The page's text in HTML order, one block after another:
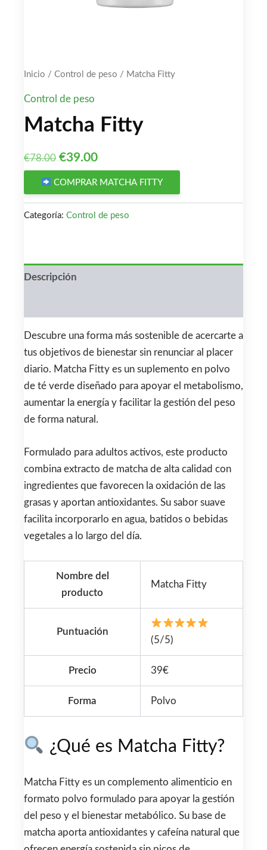
Inicio / Control de peso / Matcha Fitty
Control de peso
Matcha Fitty
€78.00 El
precio
original
era:
€39.00El
precio
actual
es:
COMPRAR MATCHA FITTY
Categoría: Control de peso
Descripción
Descubre una forma más sostenible de acercarte a
tus objetivos de bienestar sin renunciar al placer
diario. Matcha Fitty es un suplemento en polvo
de té verde diseñado para apoyar el metabolismo,
aumentar la energía y facilitar la gestión del peso
de forma natural.
Formulado para adultos activos, este producto
combina extracto de matcha de alta calidad con
ingredientes que favorecen la oxidación de las
grasas y aportan antioxidantes. Su sabor suave
facilita incorporarlo en agua, batidos o bebidas
vegetales a lo largo del día.
Nombre del
producto
Matcha Fitty
Puntuación
(5/5)
Precio 39€
Forma Polvo
¿Qué es Matcha Fitty?
Matcha Fitty es un complemento alimenticio en
formato polvo formulado para apoyar la gestión
del peso y el bienestar metabólico. Su base de
matcha aporta antioxidantes y cafeína natural que